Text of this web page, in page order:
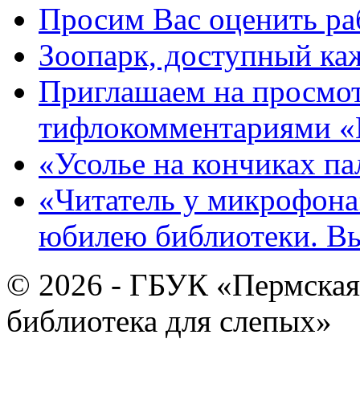
Просим Вас оценить
Зоопарк, доступный
Приглашаем на
тифлокомментариями
«Усолье на кончиках
«Читатель у
юбилею библиотеки.
© 2026 - ГБУК «Пермская
библиотека для слепых»